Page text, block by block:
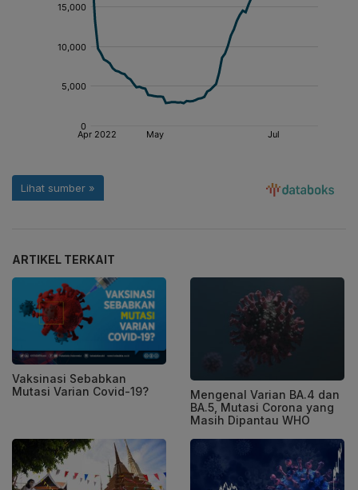
ARTIKEL TERKAIT
Vaksinasi Sebabkan
Mutasi Varian Covid-19?
Mengenal Varian BA.4 dan
BA.5, Mutasi Corona yang
Masih Dipantau WHO